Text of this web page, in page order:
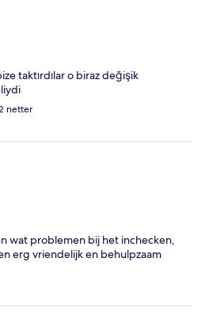
taktırdılar o biraz değişik
netter
wat problemen bij het inchecken,
erg vriendelijk en behulpzaam